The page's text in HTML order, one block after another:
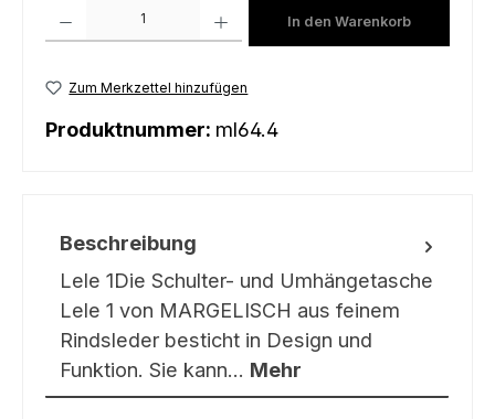
In den Warenkorb
Zum Merkzettel hinzufügen
Produktnummer: ml64.4
Beschreibung
Lele 1Die Schulter- und Umhängetasche
Lele 1 von MARGELISCH aus feinem
Rindsleder besticht in Design und
Funktion. Sie kann… Mehr